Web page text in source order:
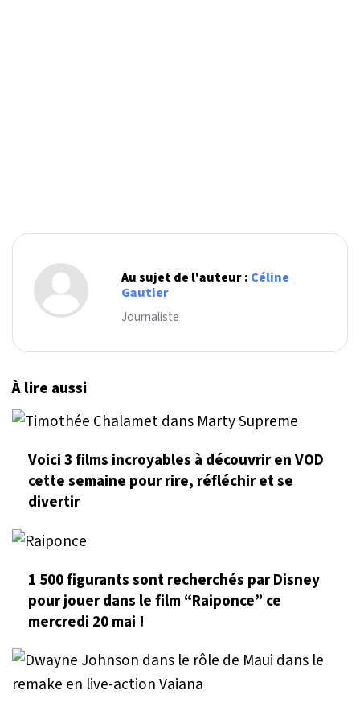
Au sujet de l'auteur : Céline
Gautier
Journaliste
À lire aussi
Voici 3 films incroyables à découvrir en VOD
cette semaine pour rire, réfléchir et se
divertir
1 500 figurants sont recherchés par Disney
pour jouer dans le film “Raiponce” ce
mercredi 20 mai !